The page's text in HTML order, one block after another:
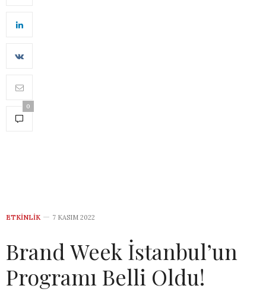
0
ETKINLIK 7 KASIM 2022
Brand Week İstanbul’un
Programı Belli Oldu!